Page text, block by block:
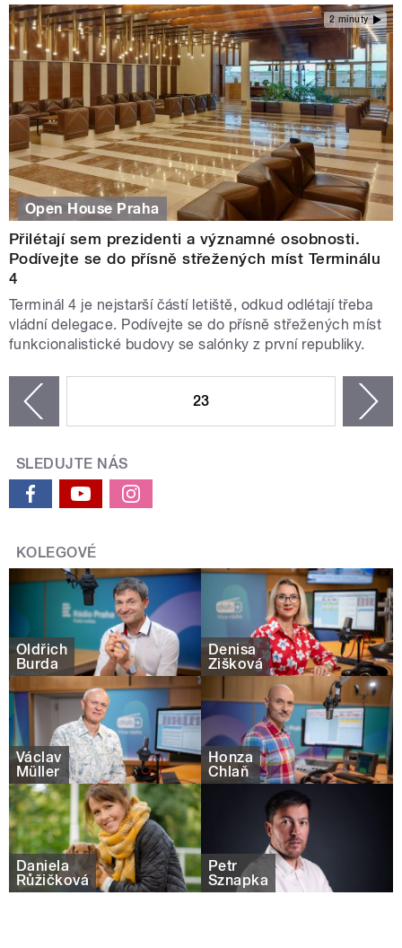
2 minuty
Open House Praha
Přilétají sem prezidenti a významné osobnosti.
Podívejte se do přísně střežených míst Terminálu
4
Terminál 4 je nejstarší částí letiště, odkud odlétají třeba
vládní delegace. Podívejte se do přísně střežených míst
funkcionalistické budovy se salónky z první republiky.
23
SLEDUJTE NÁS
KOLEGOVÉ
Oldřich
Burda
Denisa
Žišková
Václav
Müller
Honza
Chlaň
Daniela
Růžičková
Petr
Sznapka